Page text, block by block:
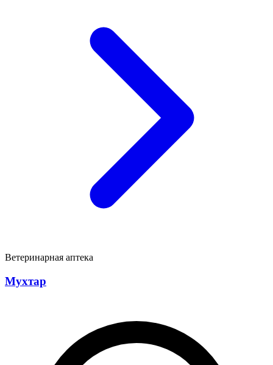
Ветеринарная аптека
Мухтар